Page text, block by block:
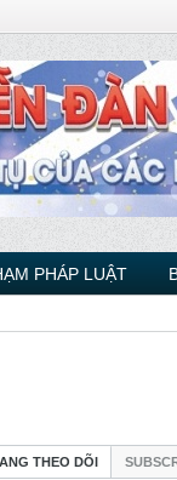
PHÁP LUẬT
THEO DÕI